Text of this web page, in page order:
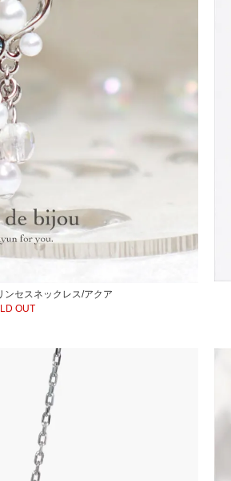
ンセスネックレス/アクア
OUT